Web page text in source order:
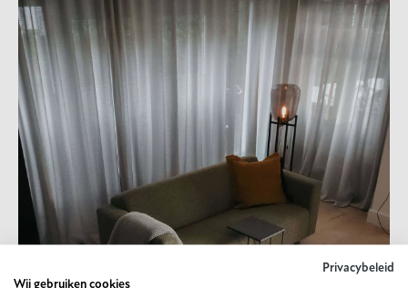
Privacybeleid
Wij gebruiken cookies